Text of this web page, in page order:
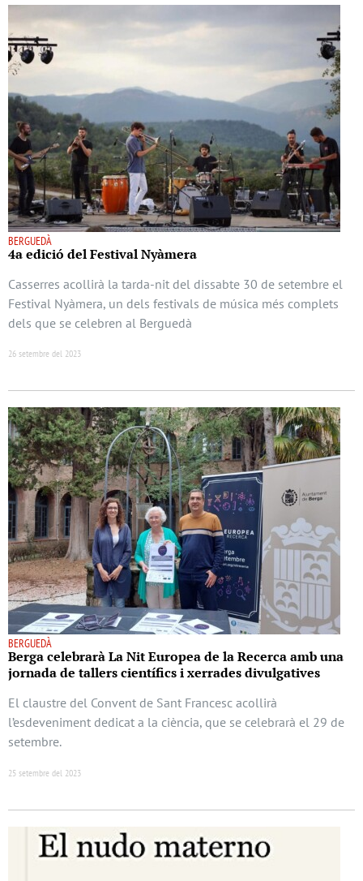
BERGUEDÀ
4a edició del Festival Nyàmera
Casserres acollirà la tarda-nit del dissabte 30 de setembre el
Festival Nyàmera, un dels festivals de música més complets
dels que se celebren al Berguedà
26 setembre del 2023
BERGUEDÀ
Berga celebrarà La Nit Europea de la Recerca amb una
jornada de tallers científics i xerrades divulgatives
El claustre del Convent de Sant Francesc acollirà
l’esdeveniment dedicat a la ciència, que se celebrarà el 29 de
setembre.
25 setembre del 2023